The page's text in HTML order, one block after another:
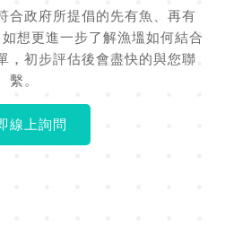
合政府所提倡的先有魚、再有
想更進一步了解漁塭如何結合
，初步評估後會盡快的與您聯
繫。
線上詢問